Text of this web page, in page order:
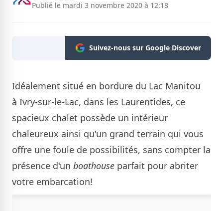
Publié le mardi 3 novembre 2020 à 12:18
Suivez-nous sur Google Discover
Idéalement situé en bordure du Lac Manitou
à Ivry-sur-le-Lac, dans les Laurentides, ce
spacieux chalet possède un intérieur
chaleureux ainsi qu'un grand terrain qui vous
offre une foule de possibilités, sans compter la
présence d'un boathouse parfait pour abriter
votre embarcation!